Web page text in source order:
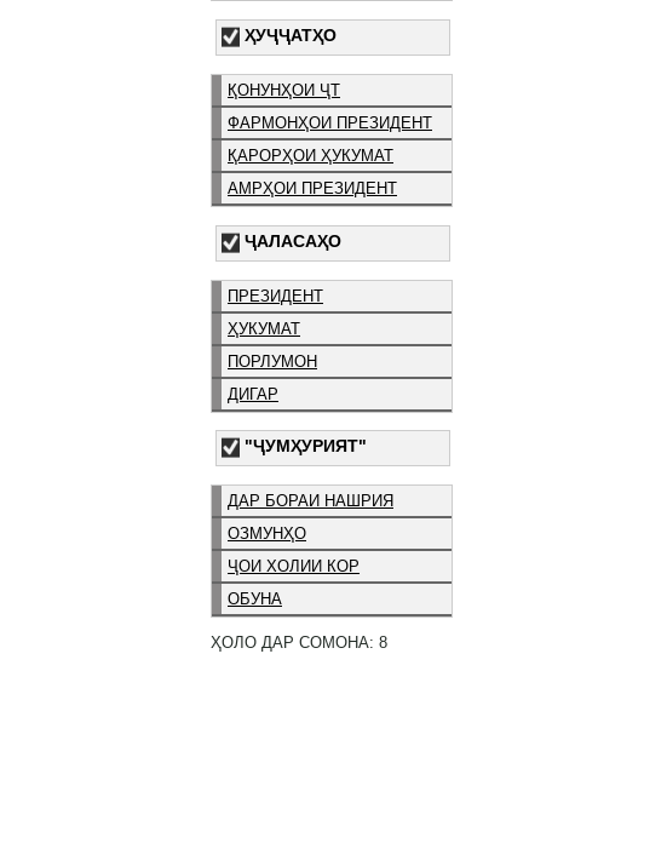
ҲУҶҶАТҲО
ҚОНУНҲОИ ҶТ
ФАРМОНҲОИ ПРЕЗИДЕНТ
ҚАРОРҲОИ ҲУКУМАТ
АМРҲОИ ПРЕЗИДЕНТ
ҶАЛАСАҲО
ПРЕЗИДЕНТ
ҲУКУМАТ
ПОРЛУМОН
ДИГАР
"ҶУМҲУРИЯТ"
ДАР БОРАИ НАШРИЯ
ОЗМУНҲО
ҶОИ ХОЛИИ КОР
ОБУНА
ҲОЛО ДАР СОМОНА: 8